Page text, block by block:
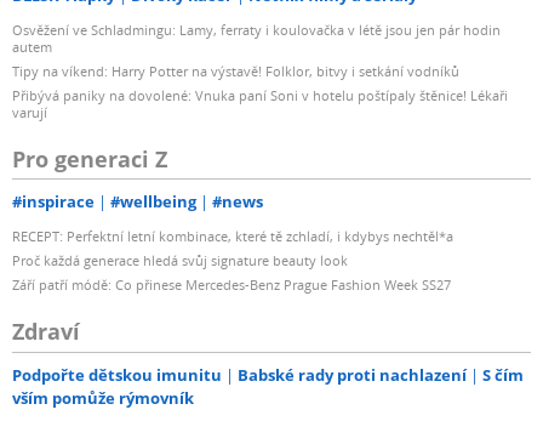
Osvěžení ve Schladmingu: Lamy, ferraty i koulovačka v létě jsou jen pár hodin
autem
Tipy na víkend: Harry Potter na výstavě! Folklor, bitvy i setkání vodníků
Přibývá paniky na dovolené: Vnuka paní Soni v hotelu poštípaly štěnice! Lékaři
varují
Pro generaci Z
#inspirace #wellbeing #news
RECEPT: Perfektní letní kombinace, které tě zchladí, i kdybys nechtěl*a
Proč každá generace hledá svůj signature beauty look
Září patří módě: Co přinese Mercedes-Benz Prague Fashion Week SS27
Zdraví
Podpořte dětskou imunitu Babské rady proti nachlazení
S čím
vším pomůže rýmovník